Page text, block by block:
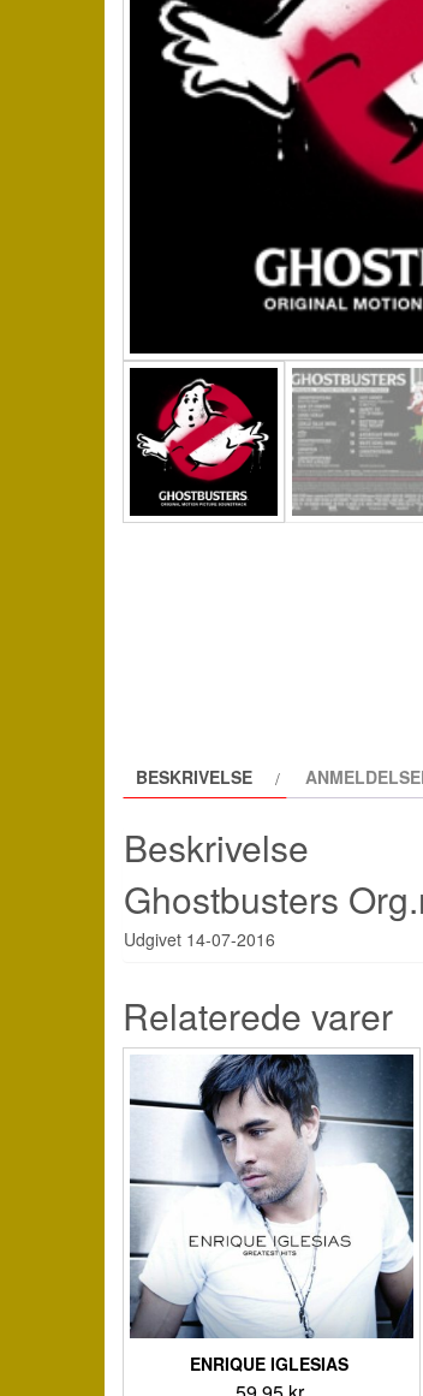
BESKRIVELSE
Beskrivelse
Ghostbusters
Udgivet 14-07-2016
Relaterede varer
ENRIQUE IGLESIAS ‎